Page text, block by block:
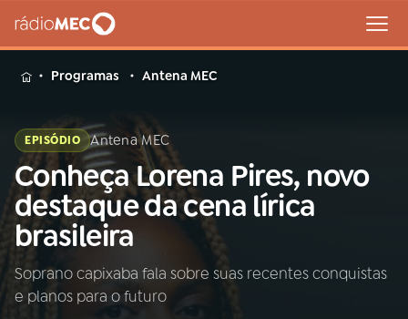
MENU
Buscar
na
Rádio
MEC
Buscar
Início AO VIVO
Programas Antena MEC
EPISÓDIO Antena MEC
Conheça Lorena Pires, novo
destaque da cena lírica
brasileira
Soprano capixaba fala sobre suas recentes conquistas
e planos para o futuro